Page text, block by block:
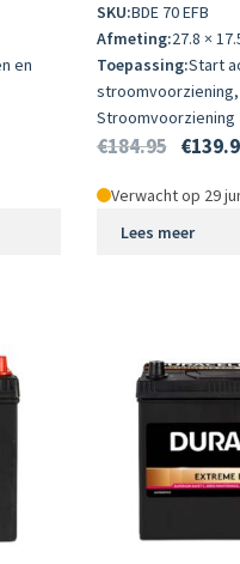
en
SKU:BDE 70 EFB
Afmeting:27.8 ×
Toepassing:Start
stroomvoorziening,
Stroomvoorziening
€184.95 €
Verwacht op 29
Lees meer